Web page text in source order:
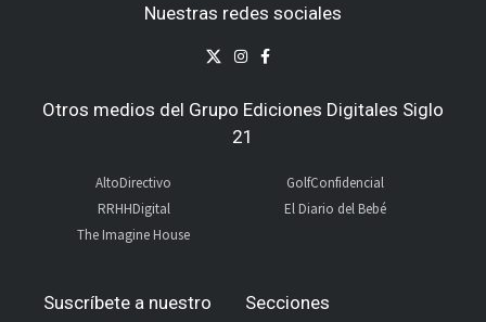
Nuestras redes sociales
Otros medios del Grupo Ediciones Digitales Siglo
21
AltoDirectivo
RRHHDigital
The Imagine House
GolfConfidencial
El Diario del Bebé
Suscríbete a nuestro
Secciones